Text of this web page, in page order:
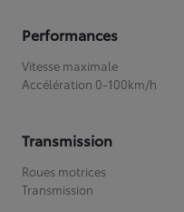
À partir de 19 700 €
Performances
Vitesse maximale
Accélération 0-100km/h
Transmission
Roues motrices
Transmission